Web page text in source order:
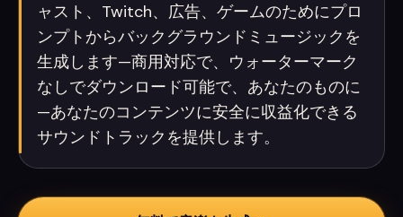
ャスト、Twitch、広告、ゲームのためにプロ
ンプトからバックグラウンドミュージックを
生成します—商用対応で、ウォーターマーク
なしでダウンロード可能で、あなたのものに
—あなたのコンテンツに安全に収益化できる
サウンドトラックを提供します。